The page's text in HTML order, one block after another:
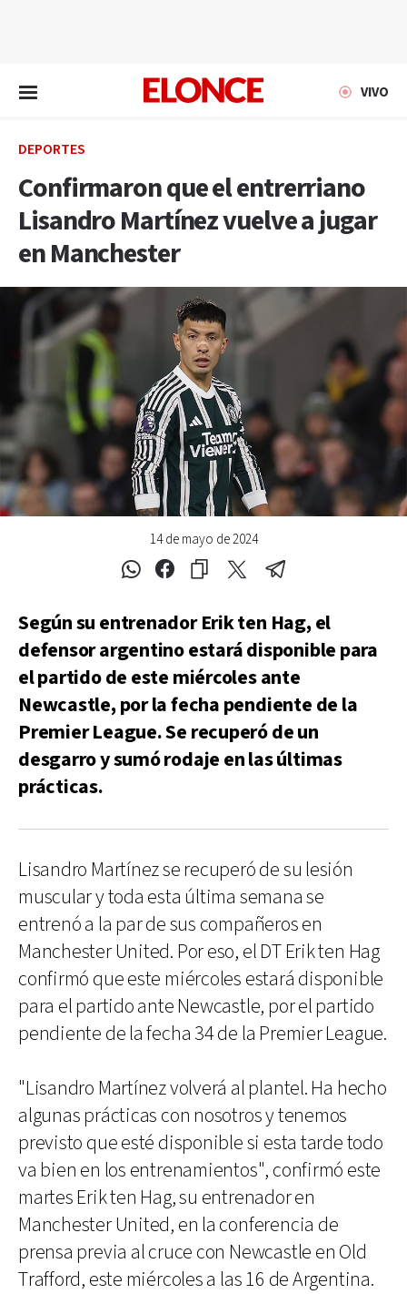
VIVO
DEPORTES
Confirmaron que el entrerriano
Lisandro Martínez vuelve a jugar
en Manchester
14 de mayo de 2024
Según su entrenador Erik ten Hag, el
defensor argentino estará disponible para
el partido de este miércoles ante
Newcastle, por la fecha pendiente de la
Premier League. Se recuperó de un
desgarro y sumó rodaje en las últimas
prácticas.
Lisandro Martínez se recuperó de su lesión
muscular y toda esta última semana se
entrenó a la par de sus compañeros en
Manchester United. Por eso, el DT Erik ten Hag
confirmó que este miércoles estará disponible
para el partido ante Newcastle, por el partido
pendiente de la fecha 34 de la Premier League.
"Lisandro Martínez volverá al plantel. Ha hecho
algunas prácticas con nosotros y tenemos
previsto que esté disponible si esta tarde todo
va bien en los entrenamientos", confirmó este
martes Erik ten Hag, su entrenador en
Manchester United, en la conferencia de
prensa previa al cruce con Newcastle en Old
Trafford, este miércoles a las 16 de Argentina.